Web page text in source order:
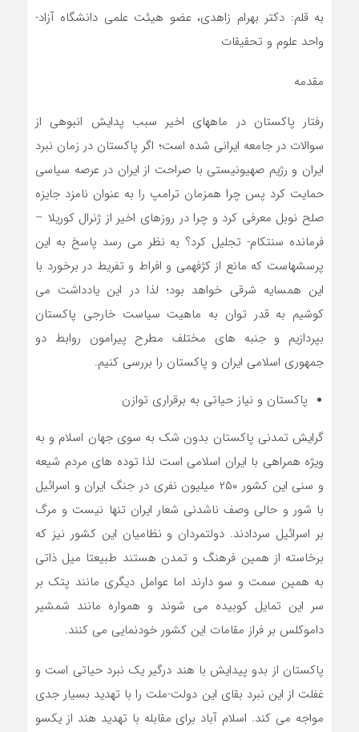
به قلم: دکتر بهرام زاهدی، عضو هیئت علمی دانشگاه آزاد-
واحد علوم و تحقیقات
مقدمه
رفتار پاکستان در ماههای اخیر سبب پدایش انبوهی از
سوالات در جامعه ایرانی شده است؛ اگر پاکستان در زمان نبرد
ایران و رژیم صهیونیستی با صراحت از ایران در عرصه سیاسی
حمایت کرد پس چرا همزمان ترامپ را به عنوان نامزد جایزه
صلح نوبل معرفی کرد و چرا در روزهای اخیر از ژنرال کوریلا –
فرمانده سنتکام- تجلیل کرد؟ به نظر می رسد پاسخ به این
پرسشهاست که مانع از کژفهمی و افراط و تفریط در برخورد با
این همسایه شرقی خواهد بود؛ لذا در این یادداشت می
کوشیم به قدر توان به ماهیت سیاست خارجی پاکستان
بپردازیم و جنبه های مختلف مطرح پیرامون روابط دو
جمهوری اسلامی ایران و پاکستان را بررسی کنیم.
پاکستان و نیاز حیاتی به برقراری توازن
گرایش تمدنی پاکستان بدون شک به سوی جهان اسلام و به
ویژه همراهی با ایران اسلامی است لذا توده های مردم شیعه
و سنی این کشور ۲۵۰ میلیون نفری در جنگ ایران و اسرائیل
با شور و حالی وصف ناشدنی شعار ایران تنها نیست و مرگ
بر اسرائیل سردادند. دولتمردان و نظامیان این کشور نیز که
برخاسته از همین فرهنگ و تمدن هستند طبیعتا میل ذاتی
به همین سمت و سو دارند اما عوامل دیگری مانند پتک بر
سر این تمایل کوبیده می شوند و همواره مانند شمشیر
داموکلس بر فراز مقامات این کشور خودنمایی می کنند.
پاکستان از بدو پیدایش با هند درگیر یک نبرد حیاتی است و
غفلت از این نبرد بقای این دولت-ملت را با تهدید بسیار جدی
مواجه می کند. اسلام آباد برای مقابله با تهدید هند از یکسو